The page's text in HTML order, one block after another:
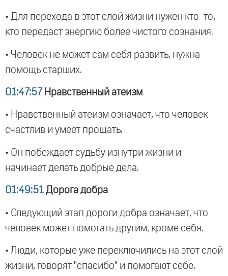
• Для перехода в этот слой жизни нужен кто-то,
кто передаст энергию более чистого сознания.
• Человек не может сам себя развить, нужна
помощь старших.
01:47:57 Нравственный атеизм
• Нравственный атеизм означает, что человек
счастлив и умеет прощать.
• Он побеждает судьбу изнутри жизни и
начинает делать добрые дела.
01:49:51 Дорога добра
• Следующий этап дороги добра означает, что
человек может помогать другим, кроме себя.
• Люди, которые уже переключились на этот слой
жизни, говорят "спасибо" и помогают себе.